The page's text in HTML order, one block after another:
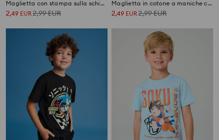
Maglietta con stampa sulla schiena Marvel Kawaii Art Collection
2,49 EUR2,99EUR
Maglietta in cotone a maniche corte Batman
2,49 EUR2,99EUR